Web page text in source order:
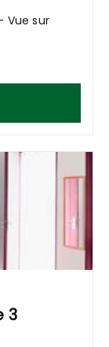
Vue sur
3